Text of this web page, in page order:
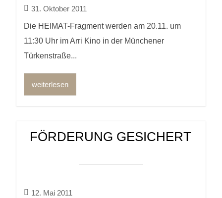
31. Oktober 2011
Die HEIMAT-Fragment werden am 20.11. um
11:30 Uhr im Arri Kino in der Münchener
Türkenstraße...
weiterlesen
FÖRDERUNG GESICHERT
12. Mai 2011